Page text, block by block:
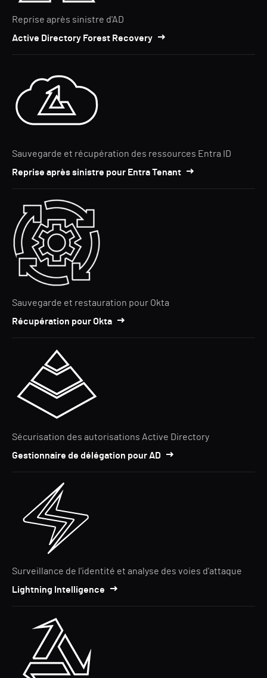
Reprise après sinistre d'AD
Active Directory Forest Recovery
Sauvegarde et récupération des ressources Entra ID
Reprise après sinistre pour Entra Tenant
Sauvegarde et restauration pour Okta
Récupération pour Okta
Sécurisation des autorisations Active Directory
Gestionnaire de délégation pour AD
Surveillance de l'identité et analyse des voies d'attaque
Lightning Intelligence